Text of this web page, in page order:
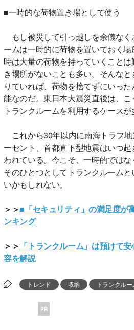
■一時的な荷物置き場として使う
もし被災して引っ越しを余儀な
ームは一時的に荷物を置いておく
時は大量の荷物を持っていくこと
き場所がないことも多い。そんな
りていれば、荷物を捨てずにいっ
能なのだ。東日本大震災直後は、
トランクルームを利用するケースが
これから30年以内に南海トラフ
ーセント、首都直下型地震はいつ
われている。今こそ、一時的ではな
そのひとつとしてトランクルーム
いかもしれない。
＞＞■「セキュリティ」の満足度が
ンキング
＞＞ 「トランクルーム」は預けて
容を解説
トレンド 収納 トランクルー
PR